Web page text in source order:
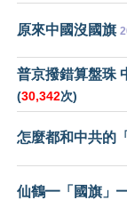
原來中國沒國旗
普京撥錯算盤珠
(30,342次)
怎麼都和中共的
仙鶴━「國旗」